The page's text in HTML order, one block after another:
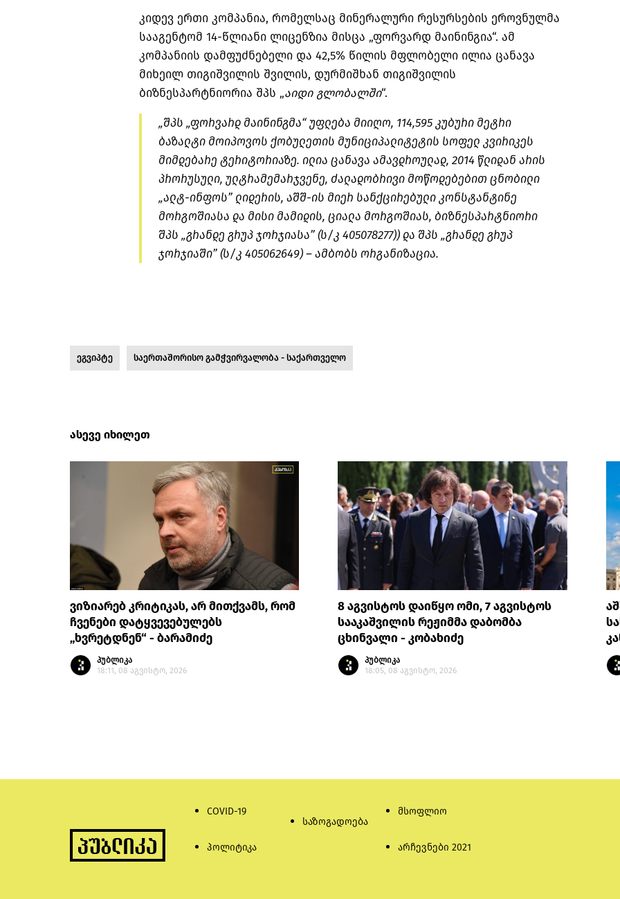
კიდევ ერთი კომპანია, რომელსაც მინერალური რესურსების ეროვნულმა
სააგენტომ 14-წლიანი ლიცენზია მისცა „ფორვარდ მაინინგია“. ამ
კომპანიის დამფუძნებელი და 42,5% წილის მფლობელი ილია ცანავა
მიხეილ თიგიშვილის შვილის, დურმიშხან თიგიშვილის
ბიზნესპარტნიორია შპს „აიდი გლობალში“.
„შპს „ფორვარდ მაინინგმა“ უფლება მიიღო, 114,595 კუბური მეტრი
ბაზალტი მოიპოვოს ქობულეთის მუნიციპალიტეტის სოფელ კვირიკეს
მიმდებარე ტერიტორიაზე. ილია ცანავა ამავდროულად, 2014 წლიდან არის
პრორუსული, ულტრამემარჯვენე, ძალადობრივი მოწოდებებით ცნობილი
„ალტ-ინფოს” ლიდერის, აშშ-ის მიერ სანქცირებული კონსტანტინე
მორგოშიასა და მისი მამიდის, ციალა მორგოშიას, ბიზნესპარტნიორი
შპს „გრანდე გრუპჯორჯიასა” (ს/კ 405078277)) და შპს „გრანდე გრუპ
ჯორჯიაში” (ს/კ 405062649) – ამბობს ორგანიზაცია.
ეგვიპტე საერთაშორისო გამჭვირვალობა - საქართველო
ასევე იხილეთ
ვიზიარებ კრიტიკას, არ მითქვამს, რომ
ჩვენები დატყვევებულებს
„ხვრეტდნენ“ - ბარამიძე
პუბლიკა
18:11, 08 აგვისტო, 2026
8 აგვისტოს დაიწყო ომი, 7 აგვისტოს
სააკაშვილის რეჟიმმა დაბომბა
ცხინვალი - კობახიძე
პუბლიკა
18:05, 08 აგვისტო, 2026
COVID-19
პოლიტიკა
საზოგადოება
მსოფლიო
არჩევნები 2021